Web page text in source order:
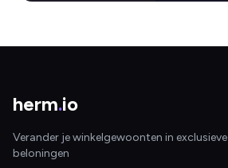
herm.io
Verander je winkelgewoonten in exclusieve
beloningen